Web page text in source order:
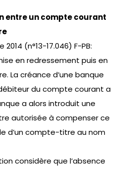
entre un compte courant
(n°13-17.046) F-PB:
en redressement puis en
La créance d’une banque
du compte courant a
a alors introduit une
autorisée à compenser ce
d’un compte-titre au nom
considère que l’absence